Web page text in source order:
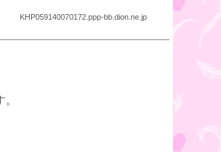
KHP059140070172.ppp-bb.dion.ne.jp